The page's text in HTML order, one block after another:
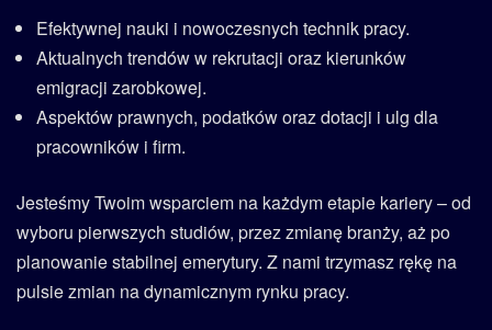
Efektywnej nauki i nowoczesnych technik pracy.
Aktualnych trendów w rekrutacji oraz kierunków
emigracji zarobkowej.
Aspektów prawnych, podatków oraz dotacji i ulg dla
pracowników i firm.
Jesteśmy Twoim wsparciem na każdym etapie kariery – od
wyboru pierwszych studiów, przez zmianę branży, aż po
planowanie stabilnej emerytury. Z nami trzymasz rękę na
pulsie zmian na dynamicznym rynku pracy.